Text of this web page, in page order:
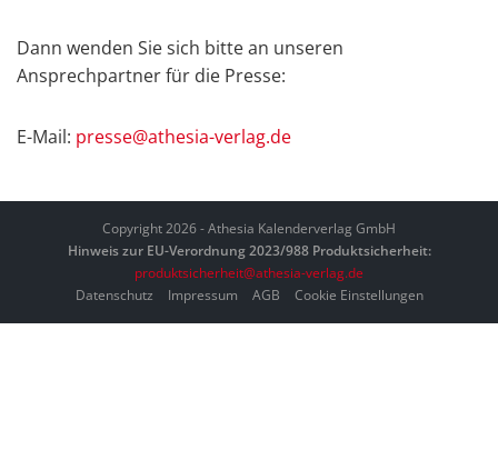
Dann wenden Sie sich bitte an unseren
Ansprechpartner für die Presse:
E-Mail: presse@athesia-verlag.de
Copyright 2026 - Athesia Kalenderverlag GmbH
Hinweis zur EU-Verordnung 2023/988 Produktsicherheit:
produktsicherheit@athesia-verlag.de
Datenschutz
Impressum AGB Cookie Einstellungen